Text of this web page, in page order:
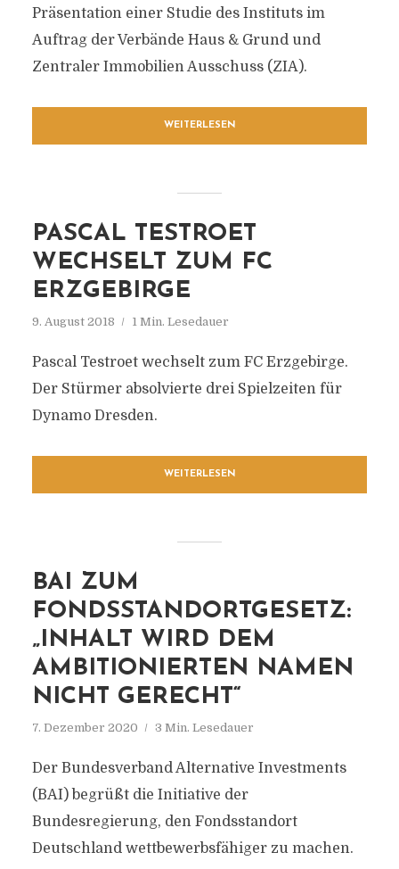
Präsentation einer Studie des Instituts im
Auftrag der Verbände Haus & Grund und
Zentraler Immobilien Ausschuss (ZIA).
WEITERLESEN
PASCAL TESTROET
WECHSELT ZUM FC
ERZGEBIRGE
9. August 2018 1 Min. Lesedauer
Pascal Testroet wechselt zum FC Erzgebirge.
Der Stürmer absolvierte drei Spielzeiten für
Dynamo Dresden.
WEITERLESEN
BAI ZUM
FONDSSTANDORTGESETZ:
„INHALT WIRD DEM
AMBITIONIERTEN NAMEN
NICHT GERECHT“
7. Dezember 2020 3 Min. Lesedauer
Der Bundesverband Alternative Investments
(BAI) begrüßt die Initiative der
Bundesregierung, den Fondsstandort
Deutschland wettbewerbsfähiger zu machen.